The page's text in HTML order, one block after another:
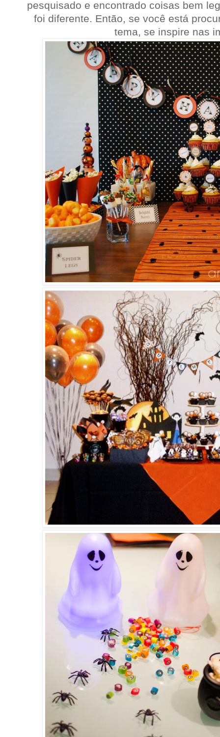
pesquisado e encontrado coisas bem
foi diferente. Então, se você está
tema, se inspire nas